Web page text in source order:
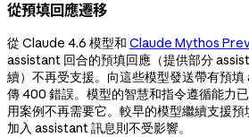
從預填回應遷移
從 Claude 4.6 模型和 Claude Mythos
assistant 回合的預填回應（提供部分
續）不再受支援。向這些模型發送帶有預
傳 400 錯誤。模型的智慧和指令遵循能力
用案例不再需要它。較早的模型繼續支援
加入 assistant 訊息則不受影響。